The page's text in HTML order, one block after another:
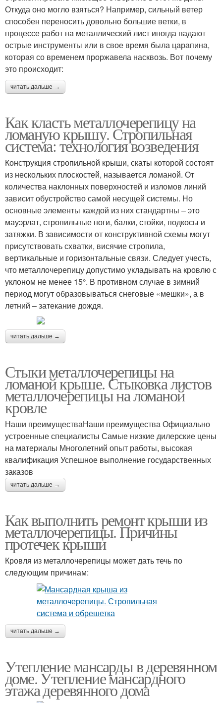
Откуда оно могло взяться? Например, сильный ветер
способен переносить довольно большие ветки, в
процессе работ на металлический лист иногда падают
острые инструменты или в свое время была царапина,
которая со временем проржавела насквозь. Вот почему
это происходит:
читать дальше →
Как класть металлочерепицу на
ломаную крышу. Стропильная
система: технология возведения
Конструкция стропильной крыши, скаты которой состоят
из нескольких плоскостей, называется ломаной. От
количества наклонных поверхностей и изломов линий
зависит обустройство самой несущей системы. Но
основные элементы каждой из них стандартны – это
мауэрлат, стропильные ноги, балки, стойки, подкосы и
затяжки. В зависимости от конструктивной схемы могут
присутствовать схватки, висячие стропила,
вертикальные и горизонтальные связи. Следует учесть,
что металлочерепицу допустимо укладывать на кровлю с
уклоном не менее 15°. В противном случае в зимний
период могут образовываться снеговые «мешки», а в
летний – затекание дождя.
читать дальше →
Стыки металлочерепицы на
ломаной крыше. Стыковка листов
металлочерепицы на ломаной
кровле
Наши преимуществаНаши преимущества Официально
устроенные специалисты Самые низкие дилерские цены
на материалы Многолетний опыт работы, высокая
квалификация Успешное выполнение государственных
заказов
читать дальше →
Как выполнить ремонт крыши из
металлочерепицы. Причины
протечек крыши
Кровля из металлочерепицы может дать течь по
следующим причинам:
читать дальше →
Утепление мансарды в деревянном
доме. Утепление мансардного
этажа деревянного дома